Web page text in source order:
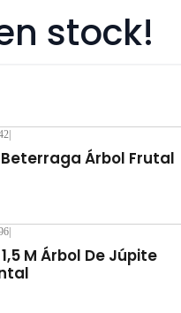
stock!
Árbol Frutal
|
M Árbol De Júpite